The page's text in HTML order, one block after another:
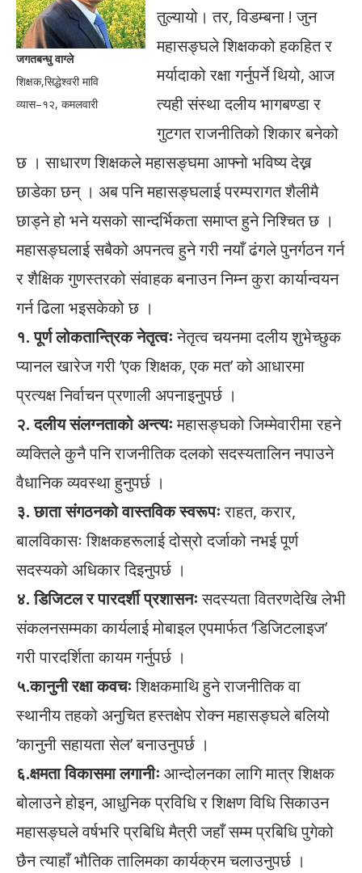
जगतबन्धु वाग्ले
शिक्षक,सिद्धेश्वरी मावि
व्यास–१२, कमलवारी
तुल्यायो। तर, विडम्बना ! जुन
महासङ्घले शिक्षकको हकहित र
मर्यादाको रक्षा गर्नुपर्ने थियो, आज
त्यही संस्था दलीय भागबण्डा र
गुटगत राजनीतिको शिकार बनेको
छ । साधारण शिक्षकले महासङ्घमा आफ्नो भविष्य देख्न
छाडेका छन् । अब पनि महासङ्घलाई परम्परागत शैलीमै
छाड्ने हो भने यसको सान्दर्भिकता समाप्त हुने निश्चित छ ।
महासङ्घलाई सबैको अपनत्व हुने गरी नयाँ ढंगले पुनर्गठन गर्न
र शैक्षिक गुणस्तरको संवाहक बनाउन निम्न कुरा कार्यान्वयन
गर्न ढिला भइसकेको छ ।
१. पूर्ण लोकतान्त्रिक नेतृत्वःनेतृत्व चयनमा दलीय शुभेच्छुक
प्यानल खारेज गरी ’एक शिक्षक, एक मत’ को आधारमा
प्रत्यक्ष निर्वाचन प्रणाली अपनाइनुपर्छ ।
२. दलीय संलग्नताको अन्त्यःमहासङ्घको जिम्मेवारीमा रहने
व्यक्तिले कुनै पनि राजनीतिक दलको सदस्यतालिन नपाउने
वैधानिक व्यवस्था हुनुपर्छ ।
३. छाता संगठनको वास्तविक स्वरूपःराहत, करार,
बालविकासः शिक्षकहरूलाई दोस्रो दर्जाको नभई पूर्ण
सदस्यको अधिकार दिइनुपर्छ ।
४. डिजिटल र पारदर्शी प्रशासनःसदस्यता वितरणदेखि लेभी
संकलनसम्मका कार्यलाई मोबाइल एपमार्फत ’डिजिटलाइज’
गरी पारदर्शिता कायम गर्नुपर्छ ।
५.कानुनी रक्षा कवचःशिक्षकमाथि हुने राजनीतिक वा
स्थानीय तहको अनुचित हस्तक्षेप रोक्न महासङ्घले बलियो
’कानुनी सहायता सेल’ बनाउनुपर्छ ।
६.क्षमता विकासमा लगानीःआन्दोलनका लागि मात्र शिक्षक
बोलाउने होइन, आधुनिक प्रविधि र शिक्षण विधि सिकाउन
महासङ्घले वर्षभरि प्रबिधि मैत्री जहाँ सम्म प्रबिधि पुगेको
छैन त्याहाँ भौतिक तालिमका कार्यक्रम चलाउनुपर्छ ।